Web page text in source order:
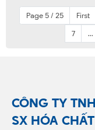
Page 5 / 25 First
7
...
CÔNG TY
SX HÓA